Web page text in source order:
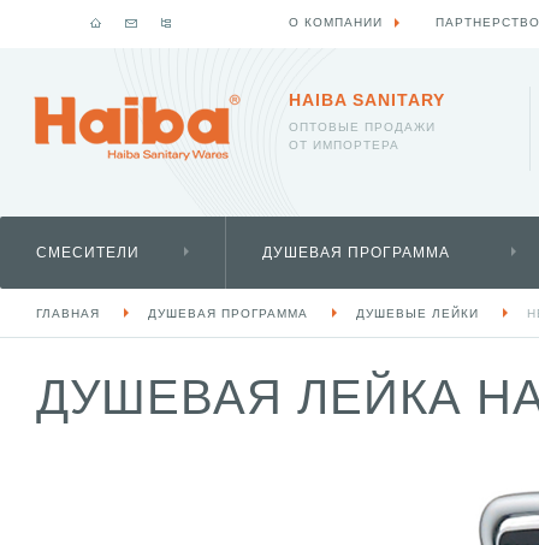
HAIBA SANITARY
ОПТОВЫЕ ПРОДАЖИ
ОТ ИМПОРТЕРА
СМЕСИТЕЛИ ДУШЕВАЯ ПРОГРАММА
ГЛАВНАЯ ДУШЕВАЯ ПРОГРАММА ДУШЕВЫЕ ЛЕЙКИ
ДУШЕВАЯ ЛЕЙКА
О КОМПАНИИ ПАРТНЕРСТВО